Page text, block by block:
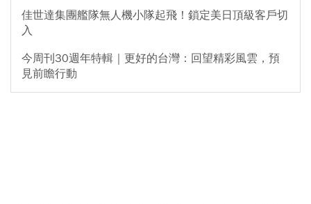
佳世達集團艦隊無人機小隊起飛！鎖定美日頂級客戶切
入
今周刊30週年特輯｜更好的台灣：回望精彩風雲，預
見前瞻行動